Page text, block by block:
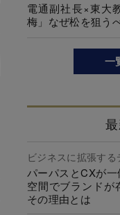
電通副社長×東大
梅」なぜ松を狙う
一
ビジネスに拡張する
パーパスとCXが
空間でブランド
その理由とは